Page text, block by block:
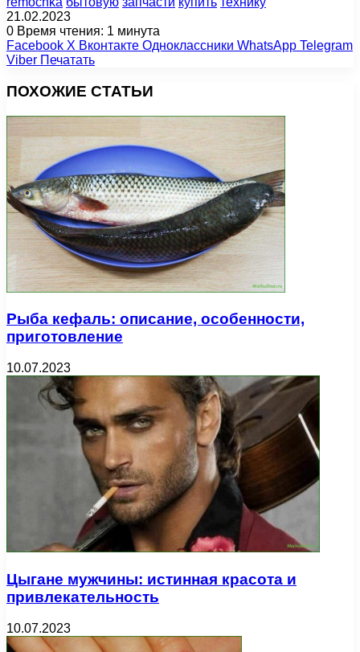
21.02.2023
0 Время чтения: 1 минута
Facebook X Вконтакте Одноклассники WhatsApp Telegram
Viber Печатать
ПОХОЖИЕ СТАТЬИ
Рыба кефаль: описание, особенности,
приготовление
10.07.2023
Цыгане мужчины: истинная красота и
привлекательность
10.07.2023